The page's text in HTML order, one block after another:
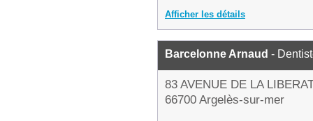
Afficher les détails
Barcelonne Arnaud -
83 AVENUE DE LA
66700 Argelès-sur-mer